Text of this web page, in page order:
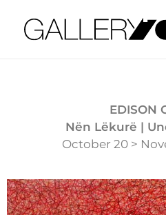
EDISON
Nën Lëkurë |
October 20 >